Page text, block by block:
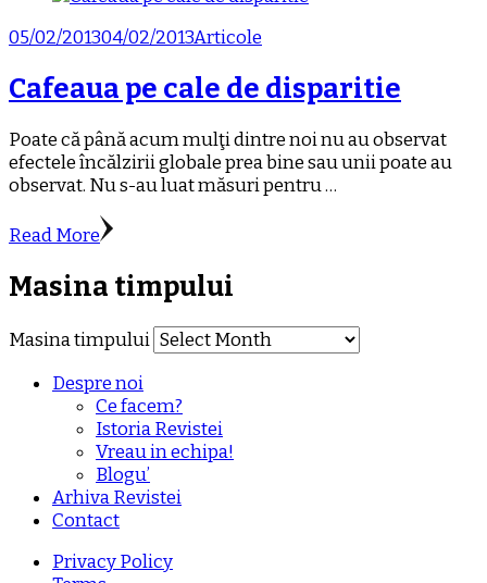
05/02/201304/02/2013Articole
Cafeaua pe cale de disparitie
Poate că până acum mulţi dintre noi nu au observat
efectele încălzirii globale prea bine sau unii poate au
observat. Nu s-au luat măsuri pentru …
Read More
Masina timpului
Masina timpului
Despre noi
Ce facem?
Istoria Revistei
Vreau in echipa!
Blogu’
Arhiva Revistei
Contact
Privacy Policy